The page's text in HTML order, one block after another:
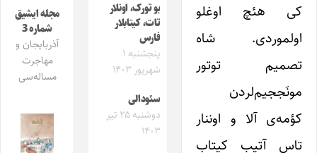
کی هئچ اوغلو
اولموردی. شاه
تصمیم توتور
مونَججیم‌لردن
کؤمه‌ی آلا و اوننار
تاس آتیب کیتاب
بو تورک، اونلار
تات، کیتابلار
فارس
پنجشنبه ۱
شهریور ۱۴۰۳
سئودالی
دوشنبه ۲۵ تیر
۱۴۰۳
مجله ایشیق
شماره 3
آذربایجان و
مهاجرت
مساله‌سی